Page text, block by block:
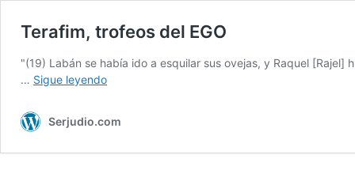
Terafim, trofeos del EGO
"(19) Labán se había ido a esquilar sus ovejas, y Raquel
… Sigue leyendoTerafim,
EGO
Serjudio.com